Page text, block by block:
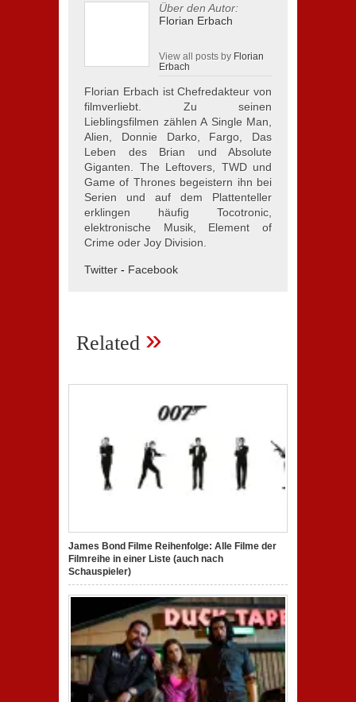
Über den Autor:
Florian Erbach
View all posts by Florian
Erbach
Florian Erbach ist Chefredakteur von
filmverliebt. Zu seinen
Lieblingsfilmen zählen A Single Man,
Alien, Donnie Darko, Fargo, Das
Leben des Brian und Absolute
Giganten. The Leftovers, TWD und
Game of Thrones begeistern ihn bei
Serien und auf dem Plattenteller
erklingen häufig Tocotronic,
elektronische Musik, Element of
Crime oder Joy Division.
Twitter - Facebook
Related »
James Bond Filme Reihenfolge: Alle Filme der
Filmreihe in einer Liste (auch nach
Schauspieler)